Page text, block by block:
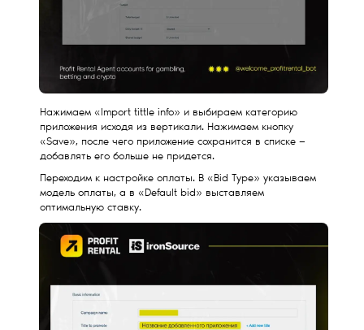
Переходим к настройке оплаты. В «Bid Type» указываем
модель оплаты, а в «Default bid» выставляем
оптимальную ставку.
Нажимаем «Import tittle info» и выбираем категорию
приложения исходя из вертикали. Нажимаем кнопку
«Save», после чего приложение сохранится в списке —
добавлять его больше не придется.